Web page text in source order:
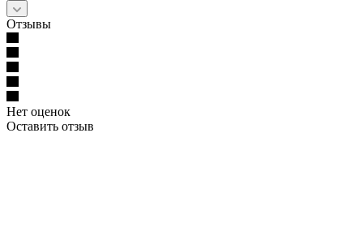
Отзывы
Нет оценок
Оставить отзыв